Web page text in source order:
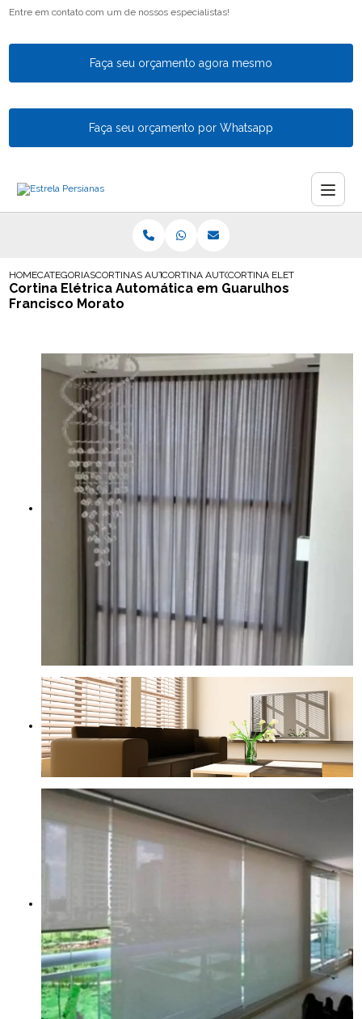
Entre em contato com um de nossos especialistas!
Faça seu orçamento agora mesmo
Faça seu orçamento por Whatsapp
HOMECATEGORIASCORTINAS AUTOMATICASCORTINA AUTOMATICA PARA AREA DE
CORTINA ELETRICA
Cortina Elétrica Automática em Guarulhos
Francisco Morato